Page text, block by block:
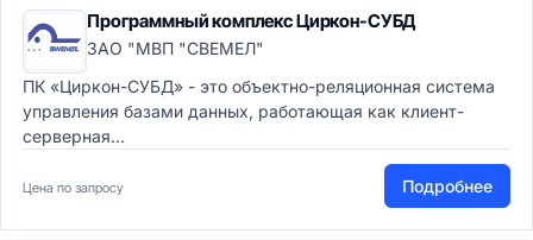
Программный комплекс Циркон-СУБД
ЗАО "МВП "СВЕМЕЛ"
ПК «Циркон-СУБД» - это объектно-реляционная система
управления базами данных, работающая как клиент-
серверная...
Цена по запросу Подробнее